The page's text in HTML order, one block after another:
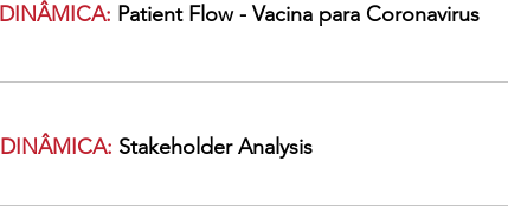
DINÂMICA: Patient Flow - Vacina para Coronavirus
DINÂMICA: Stakeholder Analysis